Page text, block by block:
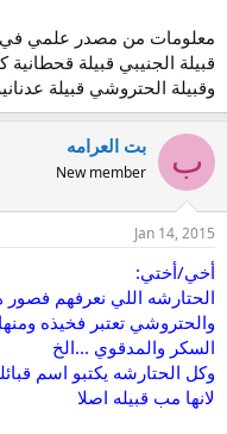
معلومات من مصدر علمي في
قبيلة الجنيبي قبيلة
وقبيلة الحتروشي قبيلة
ب بت العرامه
New member
Jan 14, 2015
أخي/أختي:
الحتارشه اللي نعرفهم فصور
والحتروشي تعتبر فخيذه
السكر والمدقوي ...الخ
وكل الحتارشه يكتبو اسم
لانها مب قبيله اصلا